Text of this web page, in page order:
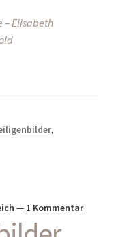
– Elisabeth
,
— 1 Kommentar